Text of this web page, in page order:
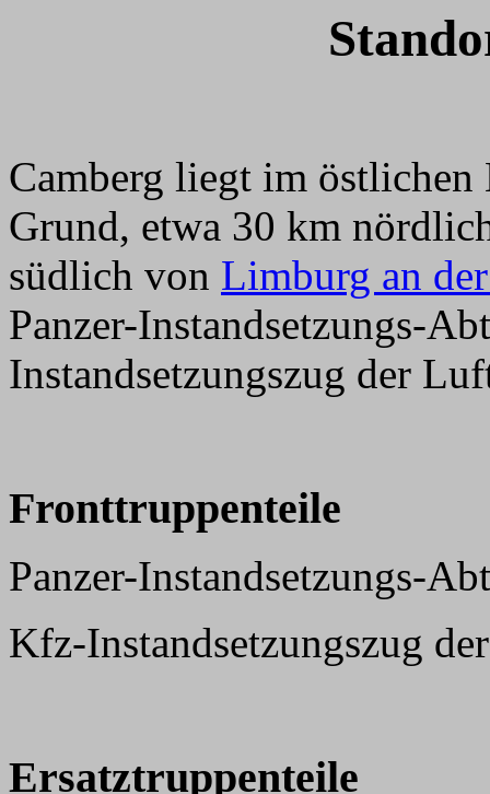
Camberg liegt im
Grund, etwa 30 km
südlich von Limburg an
Panzer-Instandsetzungs-
Instandsetzungszug der
Fronttruppenteile
Panzer-Instandsetzungs-
Kfz-Instandsetzungszug
Ersatztruppenteile